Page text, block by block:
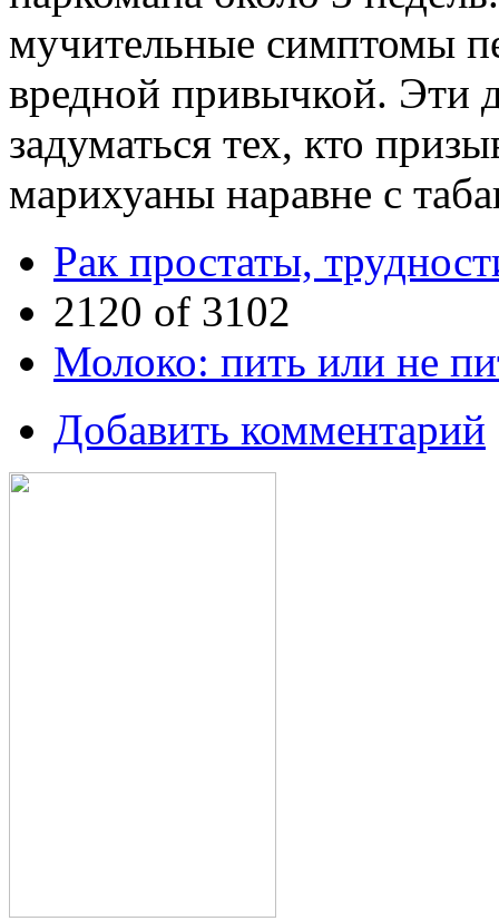
мучительные симптомы
вредной привычкой. Эти
задуматься тех, кто
марихуаны наравне с
Рак простаты,
2120 of 3102
Молоко: пить или не
Добавить комментарий